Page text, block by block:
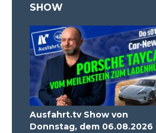
SHOW
Ausfahrt.tv Show von
Donnstag, dem 06.08.2026